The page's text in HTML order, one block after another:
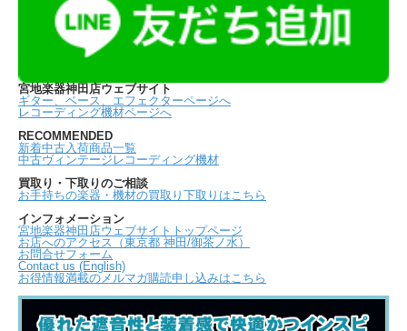
宮地楽器神田店ウェブサイト
ギター、ベース、エフェクターページへ
レコーディング機材ページへ
RECOMMENDED
新着中古入荷商品一覧
中古ヴィンテージレコーディング機材
買取り・下取りのご相談
お手持ちの楽器・機材の買取り下取りはこちら
インフォメーション
宮地楽器神田店ウェブサイトトップページ
お店へのアクセス（東京都 神田/御茶ノ水）
お問合せフォーム
Contact us (English)
お得情報満載のメルマガ購読申し込みはこちら